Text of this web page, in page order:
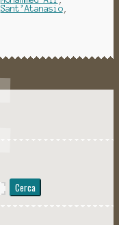
Sant’Atanasio,